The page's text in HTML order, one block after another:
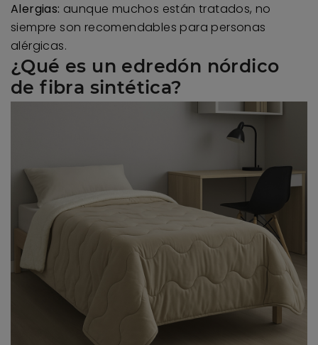
Alergias: aunque muchos están tratados, no
siempre son recomendables para personas
alérgicas.
¿Qué es un edredón nórdico
de fibra sintética?